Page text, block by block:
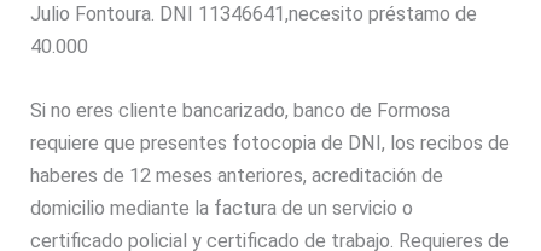
Julio Fontoura. DNI 11346641,necesito préstamo de
40.000
Si no eres cliente bancarizado, banco de Formosa
requiere que presentes fotocopia de DNI, los recibos de
haberes de 12 meses anteriores, acreditación de
domicilio mediante la factura de un servicio o
certificado policial y certificado de trabajo. Requieres de